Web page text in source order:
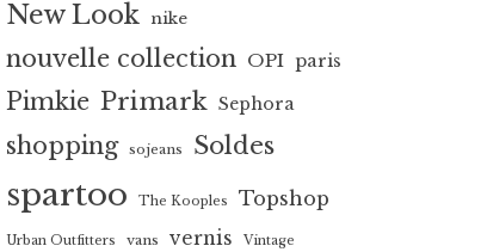
New Look nike
nouvelle collection OPI paris
Pimkie Primark Sephora
shopping sojeans Soldes
spartoo The Kooples Topshop
Urban Outfitters vans vernis Vintage